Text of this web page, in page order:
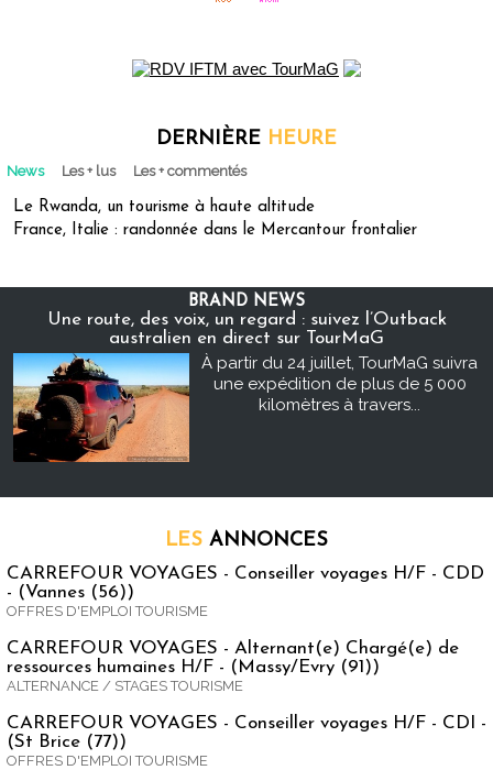
DERNIÈRE HEURE
News Les + lus Les + commentés
Le Rwanda, un tourisme à haute altitude
France, Italie : randonnée dans le Mercantour frontalier
BRAND NEWS
Une route, des voix, un regard : suivez l’Outback
australien en direct sur TourMaG
À partir du 24 juillet, TourMaG suivra
une expédition de plus de 5 000
kilomètres à travers...
LES ANNONCES
CARREFOUR VOYAGES - Conseiller voyages H/F - CDD
- (Vannes (56))
OFFRES D'EMPLOI TOURISME
CARREFOUR VOYAGES - Alternant(e) Chargé(e) de
ressources humaines H/F - (Massy/Evry (91))
ALTERNANCE / STAGES TOURISME
CARREFOUR VOYAGES - Conseiller voyages H/F - CDI -
(St Brice (77))
OFFRES D'EMPLOI TOURISME